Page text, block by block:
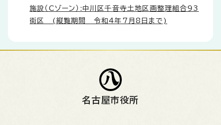
施設（Cゾーン）:中川区千音寺土地区画整理組合93
街区 (縦覧期間 令和4年7月8日まで)
名古屋市役所